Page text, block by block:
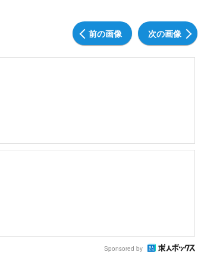
前の画像 次の画像
Sponsored by